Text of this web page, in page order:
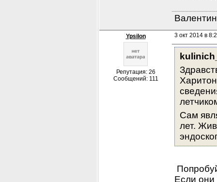
Ypsilon
Репутация: 26
Сообщений: 111
3 окт 2014 в
Сам
лет.
Если они